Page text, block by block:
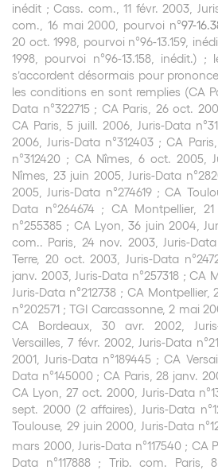
inédit ; Cass. com., 11 févr. 2003,
com., 16 mai 2000, pourvoi n°97-
20 oct. 1998, pourvoi n°96-13.159,
1998, pourvoi n°96-13.158, inédit.)
s’accordent désormais pour
les conditions en sont remplies (CA
Data n°322715 ; CA Paris, 26 oct.
CA Paris, 5 juill. 2006, Juris-Data
2006, Juris-Data n°312403 ; CA
n°312420 ; CA Nîmes, 6 oct. 2005,
Nîmes, 23 juin 2005, Juris-Data
2005, Juris-Data n°274619 ; CA
Data n°264674 ; CA Montpellier,
n°255385 ; CA Lyon, 36 juin 2004,
com.. Paris, 24 nov. 2003, Juris-
Terre, 20 oct. 2003, Juris-Data
janv. 2003, Juris-Data n°257318 ; CA
Juris-Data n°212738 ; CA
n°202571 ; TGI Carcassonne, 2 mai
CA Bordeaux, 30 avr. 2002,
Versailles, 7 févr. 2002, Juris-Data
2001, Juris-Data n°189445 ; CA
Data n°145000 ; CA Paris, 28 janv.
CA Lyon, 27 oct. 2000, Juris-Data
sept. 2000 (2 affaires), Juris-Data
Toulouse, 29 juin 2000, Juris-Data
mars 2000, Juris-Data n°117540 ; CA
Data n°117888 ; Trib. com. Paris,